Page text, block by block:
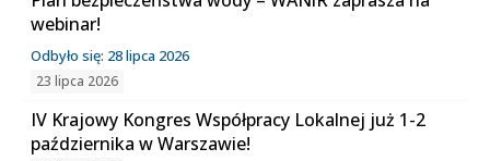
webinar!
Odbyło się: 28 lipca 2026
23 lipca 2026
IV Krajowy Kongres Współpracy Lokalnej już 1-2
października w Warszawie!